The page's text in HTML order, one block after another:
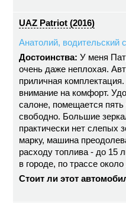
UAZ Patriot (2016)
Анатолий, водительский
Достоинства: У меня
очень даже неплохая.
приличная
внимание на комфорт.
салоне, помещается
свободно. Большие
практически нет слепых
марку, машина
расходу топлива - до 15
в городе, по трассе около
Стоит ли этот